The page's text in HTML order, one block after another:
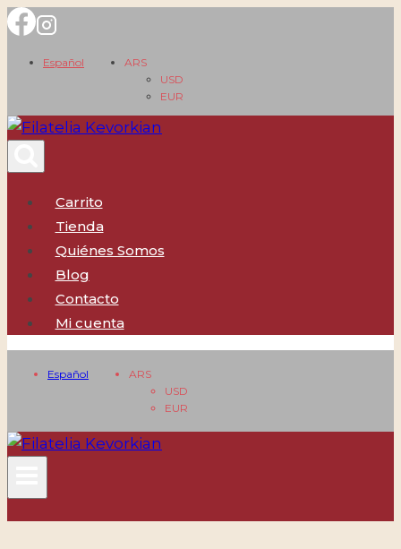
Saltar
contenido
Español
ARS
USD
EUR
Carrito
Tienda
Quiénes Somos
Blog
Contacto
Mi cuenta
Español
ARS
USD
EUR